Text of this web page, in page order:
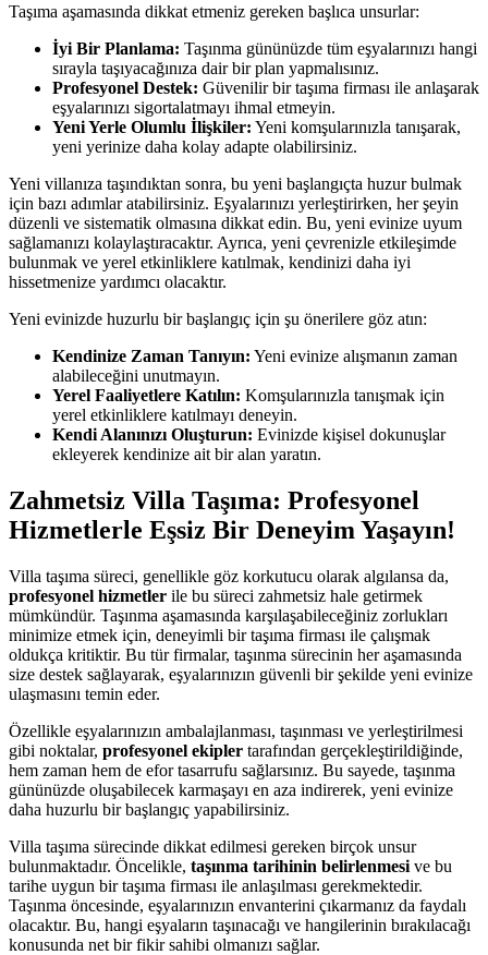
Taşıma aşamasında dikkat etmeniz gereken başlıca unsurlar:
İyi Bir Planlama: Taşınma gününüzde tüm eşyalarınızı hangi
sırayla taşıyacağınıza dair bir plan yapmalısınız.
Profesyonel Destek: Güvenilir bir taşıma firması ile anlaşarak
eşyalarınızı sigortalatmayı ihmal etmeyin.
Yeni Yerle Olumlu İlişkiler: Yeni komşularınızla tanışarak,
yeni yerinize daha kolay adapte olabilirsiniz.
Yeni villanıza taşındıktan sonra, bu yeni başlangıçta huzur bulmak
için bazı adımlar atabilirsiniz. Eşyalarınızı yerleştirirken, her şeyin
düzenli ve sistematik olmasına dikkat edin. Bu, yeni evinize uyum
sağlamanızı kolaylaştıracaktır. Ayrıca, yeni çevrenizle etkileşimde
bulunmak ve yerel etkinliklere katılmak, kendinizi daha iyi
hissetmenize yardımcı olacaktır.
Yeni evinizde huzurlu bir başlangıç için şu önerilere göz atın:
Kendinize Zaman Tanıyın: Yeni evinize alışmanın zaman
alabileceğini unutmayın.
Yerel Faaliyetlere Katılın: Komşularınızla tanışmak için
yerel etkinliklere katılmayı deneyin.
Kendi Alanınızı Oluşturun: Evinizde kişisel dokunuşlar
ekleyerek kendinize ait bir alan yaratın.
Zahmetsiz Villa Taşıma: Profesyonel
Hizmetlerle Eşsiz Bir Deneyim Yaşayın!
Villa taşıma süreci, genellikle göz korkutucu olarak algılansa da,
profesyonel hizmetler ile bu süreci zahmetsiz hale getirmek
mümkündür. Taşınma aşamasında karşılaşabileceğiniz zorlukları
minimize etmek için, deneyimli bir taşıma firması ile çalışmak
oldukça kritiktir. Bu tür firmalar, taşınma sürecinin her aşamasında
size destek sağlayarak, eşyalarınızın güvenli bir şekilde yeni evinize
ulaşmasını temin eder.
Özellikle eşyalarınızın ambalajlanması, taşınması ve yerleştirilmesi
gibi noktalar, profesyonel ekipler tarafından gerçekleştirildiğinde,
hem zaman hem de efor tasarrufu sağlarsınız. Bu sayede, taşınma
gününüzde oluşabilecek karmaşayı en aza indirerek, yeni evinize
daha huzurlu bir başlangıç yapabilirsiniz.
Villa taşıma sürecinde dikkat edilmesi gereken birçok unsur
bulunmaktadır. Öncelikle, taşınma tarihinin belirlenmesi ve bu
tarihe uygun bir taşıma firması ile anlaşılması gerekmektedir.
Taşınma öncesinde, eşyalarınızın envanterini çıkarmanız da faydalı
olacaktır. Bu, hangi eşyaların taşınacağı ve hangilerinin bırakılacağı
konusunda net bir fikir sahibi olmanızı sağlar.